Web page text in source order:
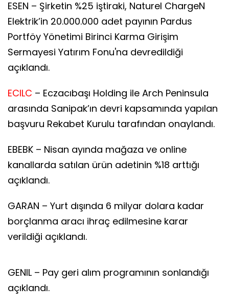
ESEN – Şirketin %25 iştiraki, Naturel ChargeN
Elektrik’in 20.000.000 adet payının Pardus
Portföy Yönetimi Birinci Karma Girişim
Sermayesi Yatırım Fonu'na devredildiği
açıklandı.
ECILC – Eczacıbaşı Holding ile Arch Peninsula
arasında Sanipak’ın devri kapsamında yapılan
başvuru Rekabet Kurulu tarafından onaylandı.
EBEBK – Nisan ayında mağaza ve online
kanallarda satılan ürün adetinin %18 arttığı
açıklandı.
GARAN – Yurt dışında 6 milyar dolara kadar
borçlanma aracı ihraç edilmesine karar
verildiği açıklandı.
GENIL – Pay geri alım programının sonlandığı
açıklandı.